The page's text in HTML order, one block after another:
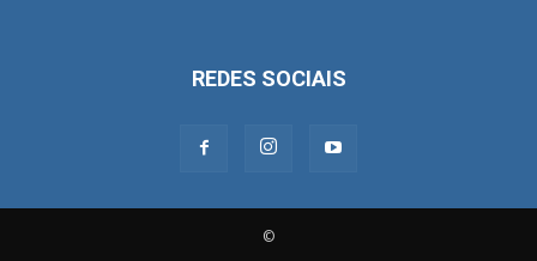
REDES SOCIAIS
©